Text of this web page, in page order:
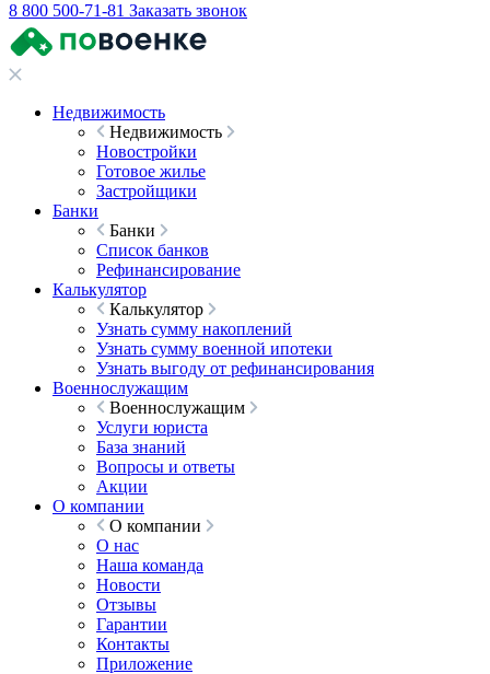
8 800 500-71-81 Заказать звонок
Недвижимость
Недвижимость
Новостройки
Готовое жилье
Застройщики
Банки
Банки
Список банков
Рефинансирование
Калькулятор
Калькулятор
Узнать сумму накоплений
Узнать сумму военной ипотеки
Узнать выгоду от рефинансирования
Военнослужащим
Военнослужащим
Услуги юриста
База знаний
Вопросы и ответы
Акции
О компании
О компании
О нас
Наша команда
Новости
Отзывы
Гарантии
Контакты
Приложение